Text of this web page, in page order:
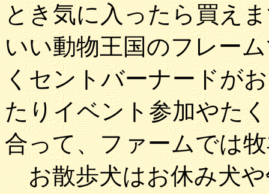
とき気に入ったら買え
いい動物王国のフレー
くセントバーナードが
たりイベント参加やた
合って、ファームでは
お散歩犬はお休み犬